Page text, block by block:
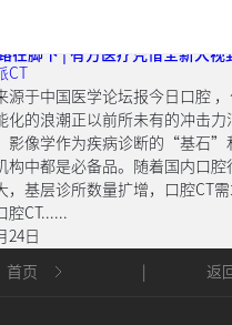
在脚下 | 有方医疗凭借全新大
CT
源于中国医学论坛报今日口腔
化的浪潮正以前所未有的冲击
影像学作为疾病诊断的“基石
构中都是必备品。随着国内口
，基层诊所数量扩增，口腔CT
腔CT......
24日
首页 返